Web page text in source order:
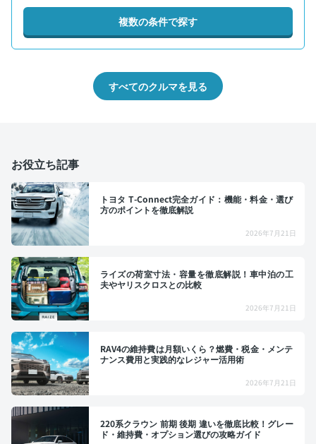
複数の条件で探す
すべてのクルマを見る
お役立ち記事
トヨタ T-Connect完全ガイド：機能・料金・選び
方のポイントを徹底解説
2026年7月21日
ライズの荷室寸法・容量を徹底解説！車中泊の工
夫やヤリスクロスとの比較
2026年7月21日
RAV4の維持費は月額いくら？燃費・税金・メンテ
ナンス費用と実践的なレジャー活用術
2026年7月21日
220系クラウン 前期 後期 違いを徹底比較！グレー
ド・維持費・オプション選びの攻略ガイド